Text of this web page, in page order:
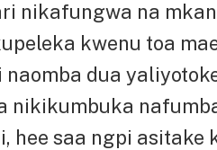
nikafungwa na
kwenu toa
dua
nikikumbuka
hee saa ngpi asitake